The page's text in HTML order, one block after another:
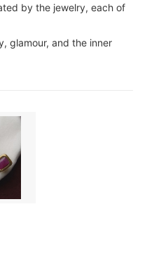
by the jewelry, each of
glamour, and the inner